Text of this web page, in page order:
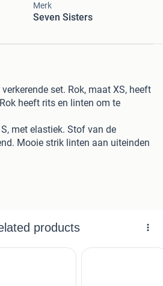
Merk
Seven Sisters
set. Rok, maat XS, heeft
heeft rits en linten om te
met elastiek. Stof van de
Mooie strik linten aan uiteinden